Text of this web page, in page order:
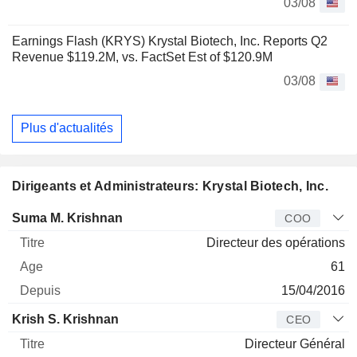
Earnings Flash (KRYS) Krystal Biotech, Inc. Reports Q2
Revenue $119.2M, vs. FactSet Est of $120.9M
03/08
Plus d'actualités
Dirigeants et Administrateurs: Krystal Biotech, Inc.
Dirigeant Titre Age
Suma M. Krishnan COO
Directeur des opérations
61
15/04/2016
Krish S. Krishnan CEO
Directeur Général